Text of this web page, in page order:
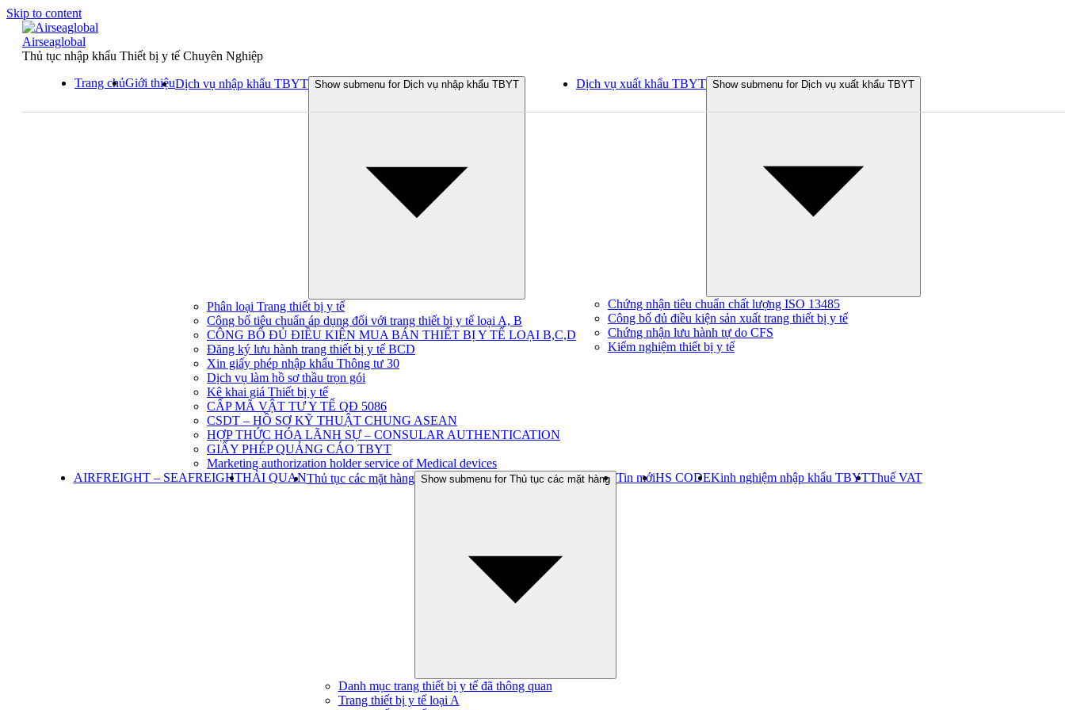
Skip to content
Airseaglobal
Thủ tục nhập khẩu Thiết bị y tế Chuyên Nghiệp
Trang chủGiới thiệuDịch vụ nhập khẩu TBYT Show submenu for Dịch vụ nhập khẩu TBYT
Phân loại Trang thiết bị y tế
Công bố tiêu chuẩn áp dụng đối với trang thiết bị y tế loại A, B
CÔNG BỐ ĐỦ ĐIỀU KIỆN MUA BÁN THIẾT BỊ Y TẾ LOẠI B,C,D
Đăng ký lưu hành trang thiết bị y tế BCD
Xin giấy phép nhập khẩu Thông tư 30
Dịch vụ làm hồ sơ thầu trọn gói
Kê khai giá Thiết bị y tế
CẤP MÃ VẬT TƯ Y TẾ QĐ 5086
CSDT – HỒ SƠ KỸ THUẬT CHUNG ASEAN
HỢP THỨC HÓA LÃNH SỰ – CONSULAR AUTHENTICATION
GIẤY PHÉP QUẢNG CÁO TBYT
Marketing authorization holder service of Medical devices
Dịch vụ xuất khẩu TBYT Show submenu for Dịch vụ xuất khẩu TBYT
Chứng nhận tiêu chuẩn chất lượng ISO 13485
Công bố đủ điều kiện sản xuất trang thiết bị y tế
Chứng nhận lưu hành tự do CFS
Kiểm nghiệm thiết bị y tế
AIRFREIGHT – SEAFREIGHTHẢI QUANThủ tục các mặt hàng Show submenu for Thủ tục các mặt hàng
Danh mục trang thiết bị y tế đã thông quan
Trang thiết bị y tế loại A
Tin mớiHS CODEKinh nghiệm nhập khẩu TBYTThuế VAT